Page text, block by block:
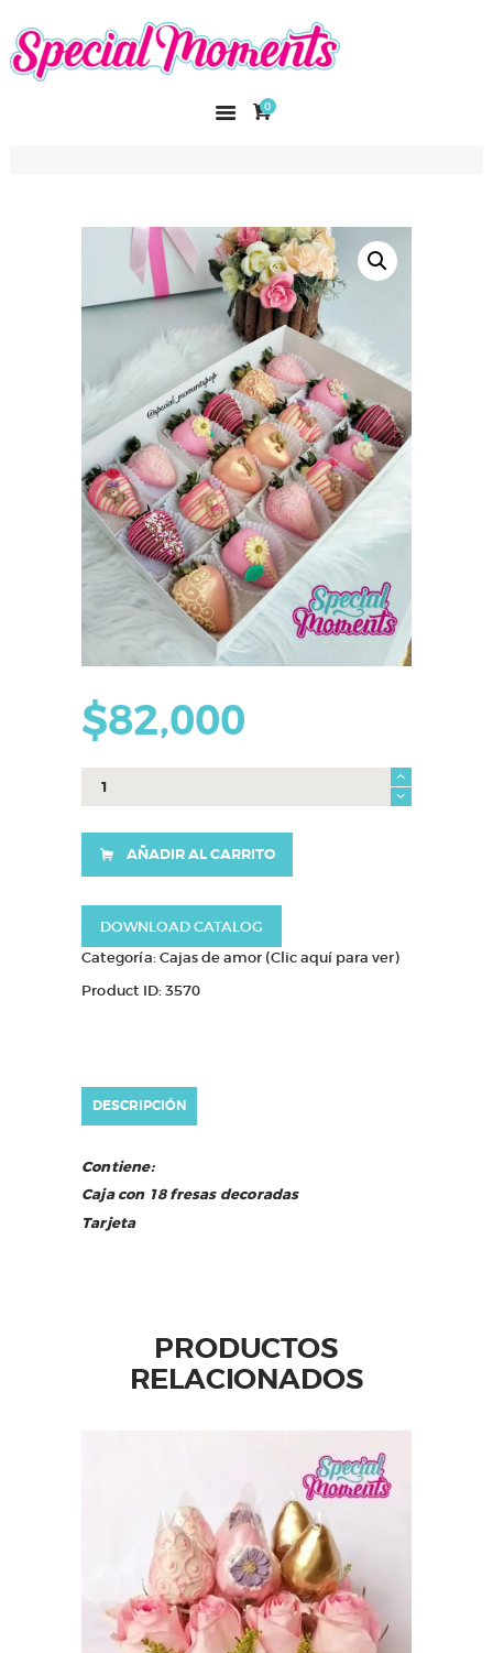
0
SPECIAL MOMENTS
El amor hecho arte
CURSOS
CONTACTO
$82,000
caja
AÑADIR AL CARRITO
DOWNLOAD CATALOG
Categoría:Cajas de amor (Clic aquí para ver)
Product ID:3570
DESCRIPCIÓN
Contiene:
Caja con 18 fresas decoradas
Tarjeta
PRODUCTOS
RELACIONADOS